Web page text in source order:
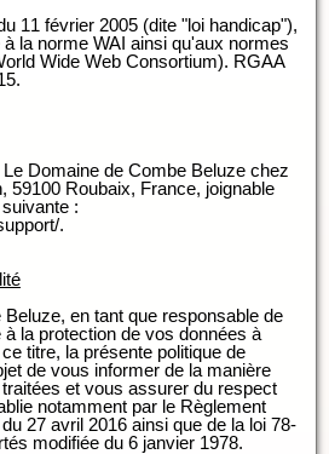
11 février 2005 (dite "loi handicap"),
la norme WAI ainsi qu'aux normes
Wide Web Consortium). RGAA
Domaine de Combe Beluze chez
59100 Roubaix, France, joignable
:
.
en tant que responsable de
la protection de vos données à
titre, la présente politique de
de vous informer de la manière
assurer du respect
notamment par le Règlement
27 avril 2016 ainsi que de la loi 78-
modifiée du 6 janvier 1978.